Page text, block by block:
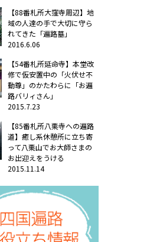
【88番札所大窪寺周辺】地
域の人達の手で大切に守ら
れてきた「遍路墓」
2016.6.06
【54番札所延命寺】本堂改
修で仮安置中の「火伏せ不
動尊」のかたわらに「お遍
路バリィさん」
2015.7.23
【85番札所八栗寺への遍路
道】癒し系休憩所に立ち寄
って八栗山でお大師さまの
お出迎えをうける
2015.11.14